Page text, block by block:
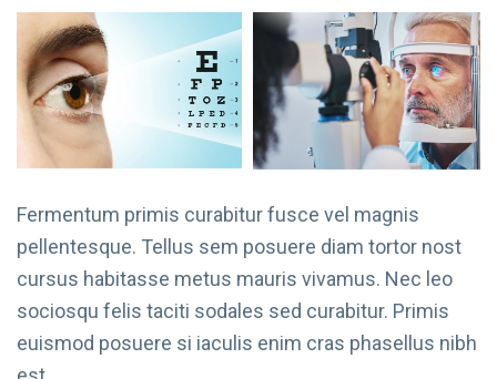
Fermentum primis curabitur fusce vel magnis
pellentesque. Tellus sem posuere diam tortor nost
cursus habitasse metus mauris vivamus. Nec leo
sociosqu felis taciti sodales sed curabitur. Primis
euismod posuere si iaculis enim cras phasellus nibh